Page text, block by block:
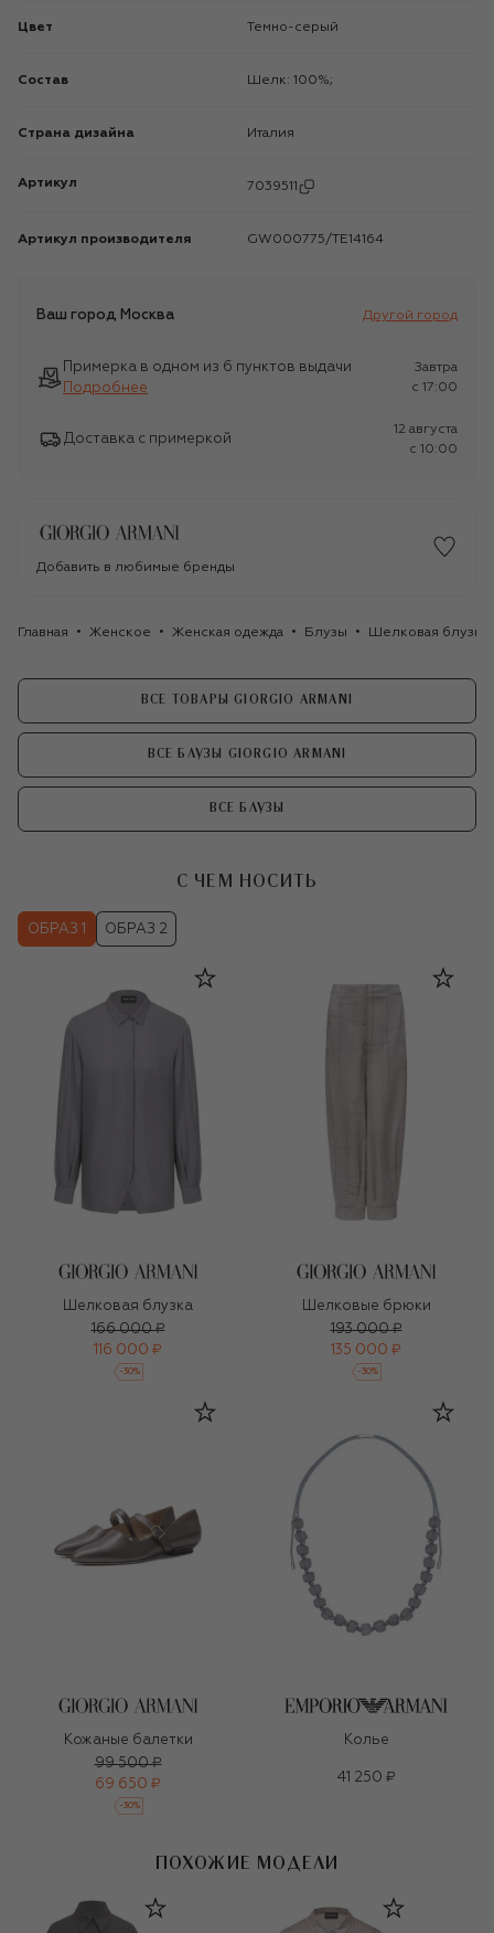
Цвет Темно-серый
Состав Шелк: 100%;
Страна дизайна Италия
Артикул 7039511
Артикул производителя GW000775/TE14164
Ваш город Москва Другой город
Примерка в одном из 6 пунктов выдачи
Подробнее
Завтра
c 17:00
Доставка с примеркой
12 августа
c 10:00
Добавить в любимые бренды
Главная Женское Женская одежда Блузы Шелковая блузка
ВСЕ ТОВАРЫ GIORGIO ARMANI
ВСЕ БЛУЗЫ GIORGIO ARMANI
ВСЕ БЛУЗЫ
С ЧЕМ НОСИТЬ
ОБРАЗ 1 ОБРАЗ 2
Шелковая блузка
166 000 ₽
116 000 ₽
-30%
Шелковые брюки
193 000 ₽
135 000 ₽
-30%
Кожаные балетки
99 500 ₽
69 650 ₽
-30%
Колье
41 250 ₽
ПОХОЖИЕ МОДЕЛИ